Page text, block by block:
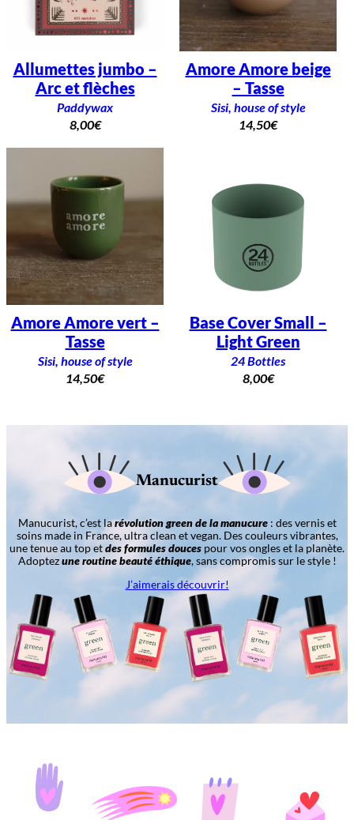
Allumettes jumbo –
Arc et flèches
Paddywax
8,00€
Amore Amore beige
– Tasse
Sisi, house of style
14,50€
Amore Amore vert –
Tasse
Sisi, house of style
14,50€
Base Cover Small –
Light Green
24 Bottles
8,00€
Manucurist
Manucurist, c’est larévolution green de la manucure: des vernis et
soins made in France, ultra clean et vegan. Des couleurs vibrantes,
une tenue au top etdes formules douces pour vos ongles et la planète.
Adoptezune routine beauté éthique, sans compromis sur le style !
J’aimerais découvrir!